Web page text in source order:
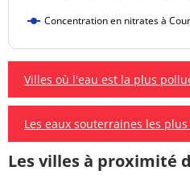
Concentration en nitrates à
Villes où l'eau est la plus
Les eaux souterraines les
Les villes à proximité